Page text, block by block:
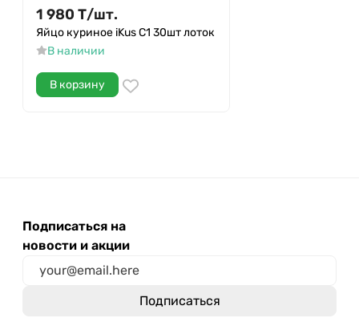
1 980 Т/шт.
Яйцо куриное iKus С1 30шт лоток
В наличии
В корзину
Подписаться на
новости и акции